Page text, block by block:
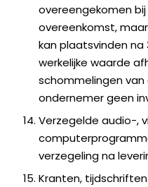
overeengekomen
overeenkomst,
kan plaatsvinden na
werkelijke waarde
schommelingen
ondernemer geen
Verzegelde audio-,
verzegeling na
Kranten,